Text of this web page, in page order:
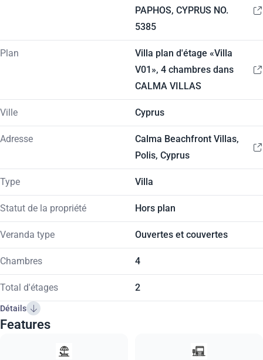
PAPHOS, CYPRUS NO.
5385
Plan
Villa plan d'étage «Villa
V01», 4 chambres dans
CALMA VILLAS
Ville Cyprus
Adresse
Calma Beachfront Villas,
Polis, Cyprus
Type Villa
Statut de la propriété Hors plan
Veranda type Ouvertes et couvertes
Chambres 4
Total d'étages 2
Détails
Features